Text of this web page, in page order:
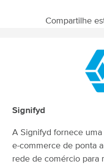
Compartilhe
Signifyd
A Signifyd fornece
e-commerce de ponta
rede de comércio para